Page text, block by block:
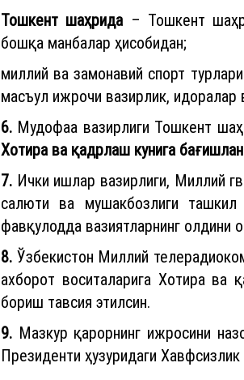
Тошкент шаҳрида– Тошкент шаҳри
бошқа манбалар ҳисобидан;
миллий ва замонавий спорт
масъул ижрочи вазирлик, идоралар
6. Мудофаа вазирлиги Тошкент
Хотира ва қадрлаш кунига
7. Ички ишлар вазирлиги, Миллий
салюти ва мушакбозлиги
фавқулодда вазиятларнинг олдини
8. Ўзбекистон Миллий
ахборот воситаларига Хотира ва
бориш тавсия этилсин.
9. Мазкур қарорнинг ижросини
Президенти ҳузуридаги